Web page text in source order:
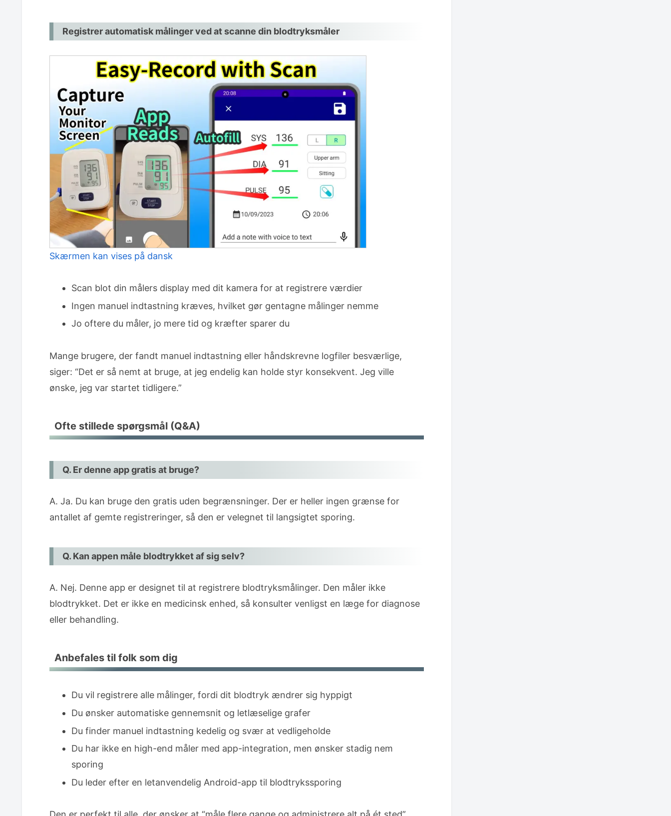
Registrer automatisk målinger ved at scanne din blodtryksmåler
Skærmen kan vises på dansk
Scan blot din målers display med dit kamera for at registrere værdier
Ingen manuel indtastning kræves, hvilket gør gentagne målinger nemme
Jo oftere du måler, jo mere tid og kræfter sparer du
Mange brugere, der fandt manuel indtastning eller håndskrevne logfiler besværlige,
siger: “Det er så nemt at bruge, at jeg endelig kan holde styr konsekvent. Jeg ville
ønske, jeg var startet tidligere.”
Ofte stillede spørgsmål (Q&A)
Q. Er denne app gratis at bruge?
A. Ja. Du kan bruge den gratis uden begrænsninger. Der er heller ingen grænse for
antallet af gemte registreringer, så den er velegnet til langsigtet sporing.
Q. Kan appen måle blodtrykket af sig selv?
A. Nej. Denne app er designet til at registrere blodtryksmålinger. Den måler ikke
blodtrykket. Det er ikke en medicinsk enhed, så konsulter venligst en læge for diagnose
eller behandling.
Anbefales til folk som dig
Du vil registrere alle målinger, fordi dit blodtryk ændrer sig hyppigt
Du ønsker automatiske gennemsnit og letlæselige grafer
Du finder manuel indtastning kedelig og svær at vedligeholde
Du har ikke en high-end måler med app-integration, men ønsker stadig nem
sporing
Du leder efter en letanvendelig Android-app til blodtrykssporing